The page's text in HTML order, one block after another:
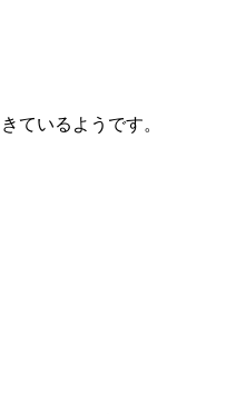
ているようです。